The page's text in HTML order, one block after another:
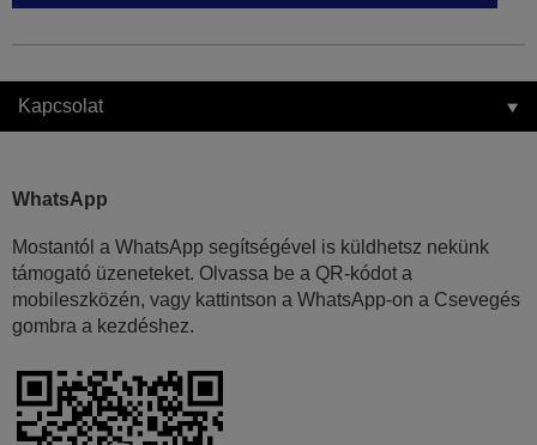
Kapcsolat
WhatsApp
Mostantól a WhatsApp segítségével is küldhetsz nekünk
támogató üzeneteket. Olvassa be a QR-kódot a
mobileszközén, vagy kattintson a WhatsApp-on a Csevegés
gombra a kezdéshez.